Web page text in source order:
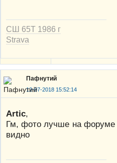
СШ 65Т 1986 г
Strava
Пафнутий
12-07-2018 15:52:14
Artic,
Гм, фото лучше на
видно